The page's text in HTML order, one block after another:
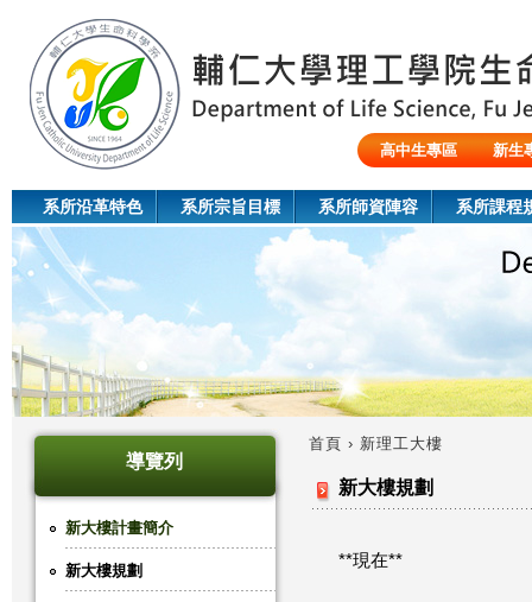
高中生專區
新生
系所沿革特色 系所宗旨目標 系所師資陣容 系所課程
導覽列
新大樓計畫簡介
新大樓規劃
您
首頁 › 新理工大樓
新大樓規劃
**現在**